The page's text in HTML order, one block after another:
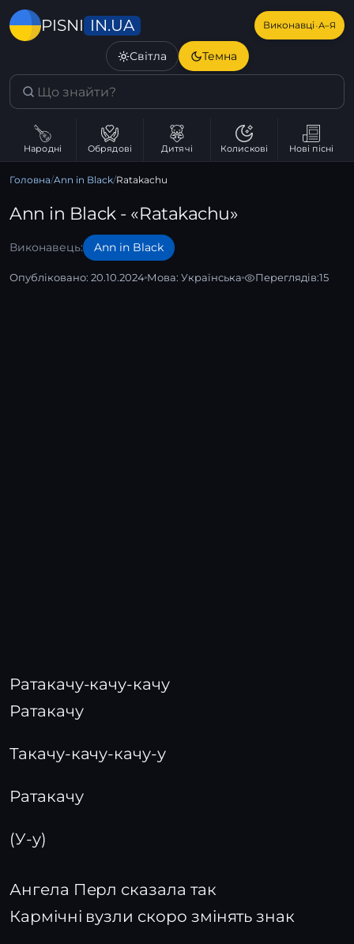
PISNI IN.UA Виконавці·А–Я
Світла Темна
Народні Обрядові Дитячі Колискові Нові пісні
Головна/Ann in Black/Ratakachu
Ann in Black - «Ratakachu»
Виконавець: Ann in Black
Опубліковано: 20.10.2024 Мова: Українська Переглядів:15
Ратакачу-качу-качу
Ратакачу
Такачу-качу-качу-у
Ратакачу
(У-у)
Ангела Перл сказала так
Кармічні вузли скоро змінять знак